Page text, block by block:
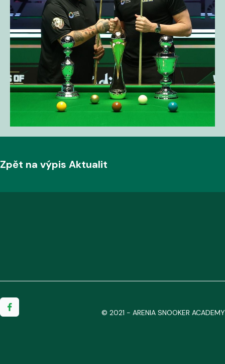
Zpět na výpis Aktualit
© 2021 - ARENIA SNOOKER ACADEMY